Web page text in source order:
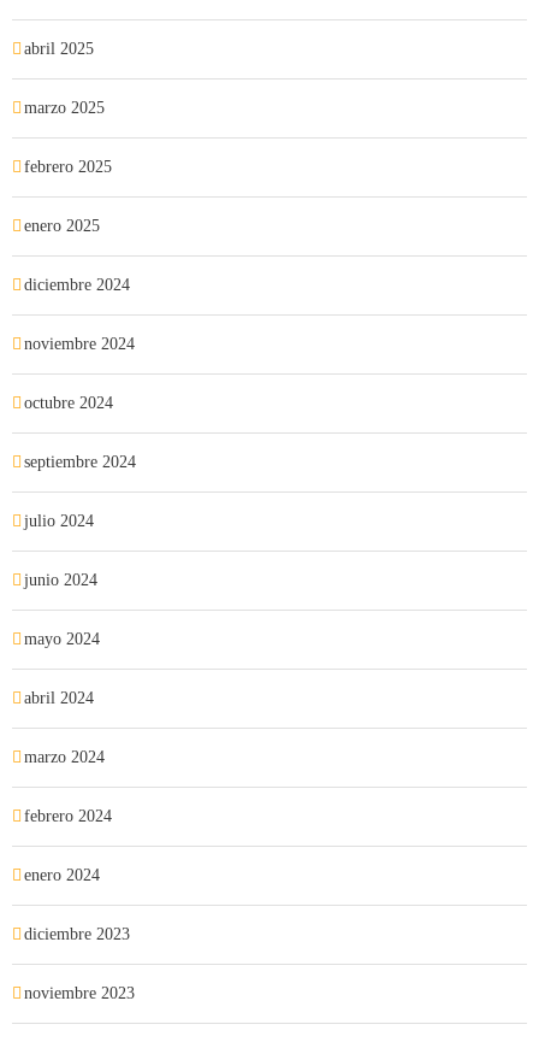
abril 2025
marzo 2025
febrero 2025
enero 2025
diciembre 2024
noviembre 2024
octubre 2024
septiembre 2024
julio 2024
junio 2024
mayo 2024
abril 2024
marzo 2024
febrero 2024
enero 2024
diciembre 2023
noviembre 2023